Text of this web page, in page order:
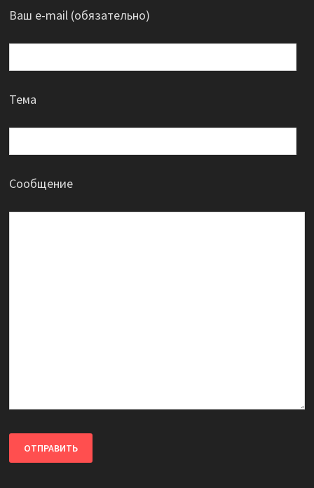
Ваш e-mail (обязательно)
Тема
Сообщение